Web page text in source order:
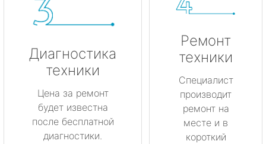
Диагностика
техники
Цена за ремонт
будет известна
после бесплатной
диагностики.
Ремонт
техники
Специалист
производит
ремонт на
месте и в
короткий